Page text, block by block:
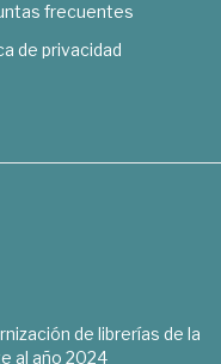
frecuentes
de privacidad
de librerías de la
al año 2024